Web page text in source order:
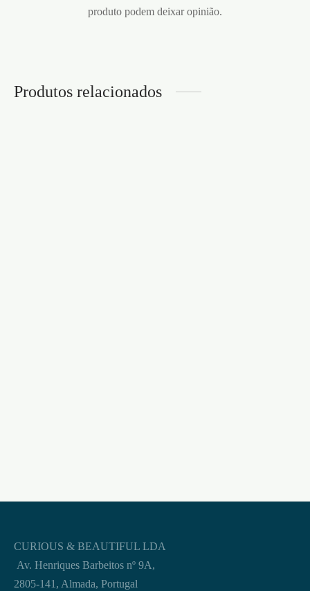
produto podem deixar opinião.
Produtos relacionados
CURIOUS & BEAUTIFUL LDA
Av. Henriques Barbeitos nº 9A,
2805-141, Almada, Portugal